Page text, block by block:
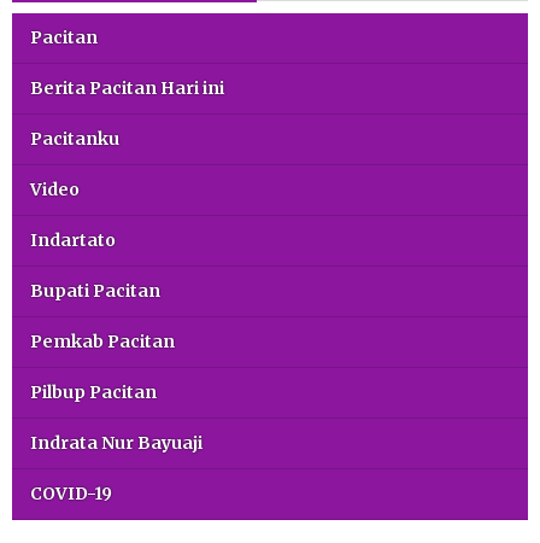
Pacitan
Berita Pacitan Hari ini
Pacitanku
Video
Indartato
Bupati Pacitan
Pemkab Pacitan
Pilbup Pacitan
Indrata Nur Bayuaji
COVID-19